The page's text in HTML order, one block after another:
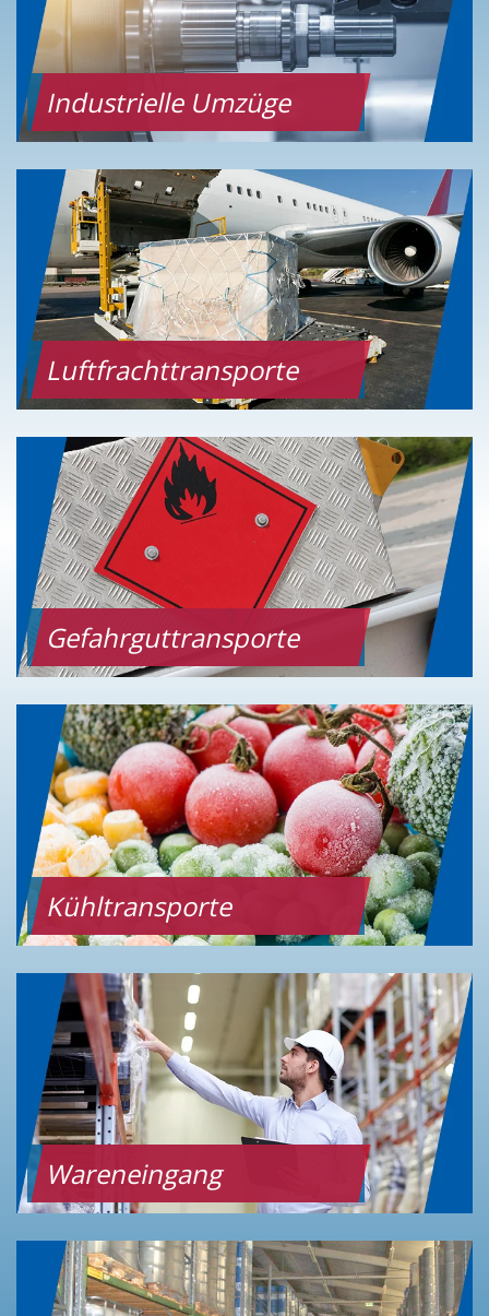
Industrielle Umzüge
Luftfrachttransporte
Gefahrguttransporte
Kühltransporte
Wareneingang